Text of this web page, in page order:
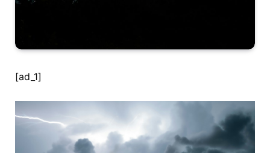
[ad_1]